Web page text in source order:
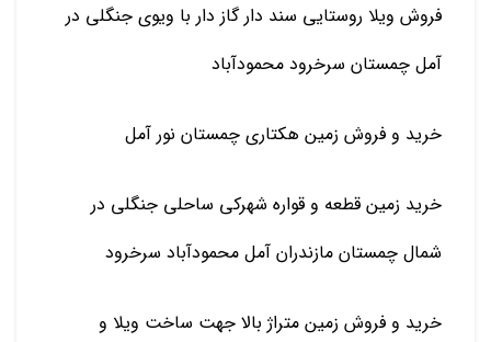
فروش ویلا روستایی سند دار گاز دار با ویوی جنگلی در
آمل چمستان سرخرود محمودآباد
خرید و فروش زمین هکتاری چمستان نور آمل
خرید زمین قطعه و قواره شهرکی ساحلی جنگلی در
شمال چمستان مازندران آمل محمودآباد سرخرود
خرید و فروش زمین متراژ بالا جهت ساخت ویلا و